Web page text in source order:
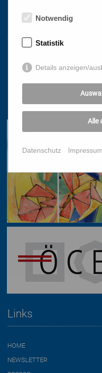
Kontakt
1010 Wien, Stephansplatz 3
office@bildungswerk.at
Links
HOME
NEWSLETTER
Notwendig
Statistik
Details anzeigen/
Alle
Datenschutz Impressum